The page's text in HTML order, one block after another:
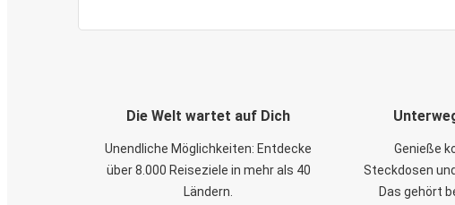
Die Welt wartet auf Dich
Unendliche Möglichkeiten: Entdecke
über 8.000 Reiseziele in mehr als 40
Ländern.
Genieße
Steckdosen
Das gehört